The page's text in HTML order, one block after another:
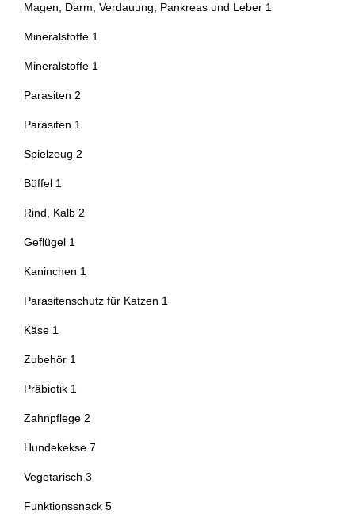
Magen, Darm, Verdauung, Pankreas und Leber 1
Mineralstoffe 1
Mineralstoffe 1
Parasiten 2
Parasiten 1
Spielzeug 2
Büffel 1
Rind, Kalb 2
Geflügel 1
Kaninchen 1
Parasitenschutz für Katzen 1
Käse 1
Zubehör 1
Präbiotik 1
Zahnpflege 2
Hundekekse 7
Vegetarisch 3
Funktionssnack 5Artikel gefunden